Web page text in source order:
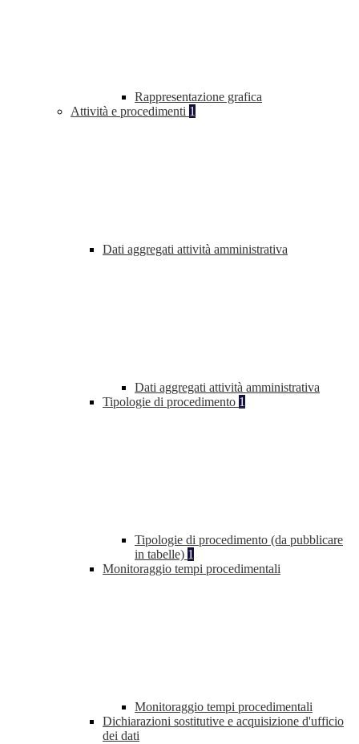
Rappresentazione grafica
Attività e procedimenti 1
Dati aggregati attività amministrativa
Dati aggregati attività amministrativa
Tipologie di procedimento 1
Tipologie di procedimento (da pubblicare
in tabelle) 1
Monitoraggio tempi procedimentali
Monitoraggio tempi procedimentali
Dichiarazioni sostitutive e acquisizione d'ufficio
dei dati